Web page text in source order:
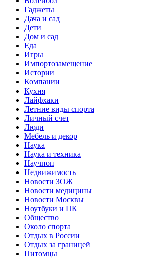
Гаджеты
Дача и сад
Дети
Дом и сад
Еда
Игры
Импортозамещение
Истории
Компании
Кухня
Лайфхаки
Летние виды спорта
Личный счет
Люди
Мебель и декор
Наука
Наука и техника
Научпоп
Недвижимость
Новости ЗОЖ
Новости медицины
Новости Москвы
Ноутбуки и ПК
Общество
Около спорта
Отдых в России
Отдых за границей
Питомцы